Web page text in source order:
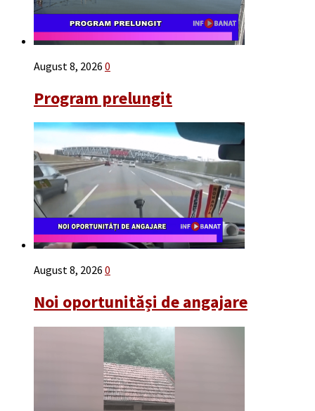
August 8, 2026 0
Program prelungit
August 8, 2026 0
Noi oportunităși de angajare